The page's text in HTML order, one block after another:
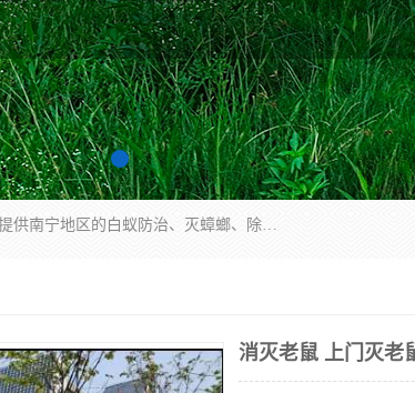
广西亿之豪有害生物防治服务有限公司是一家白蚁防治公司；提供南宁地区的白蚁防治、灭蟑螂、除四害、除白蚁、白蚁预防、消毒等服务，广西亿之豪有害生物防治服务有限公司专业灭蟑螂,灭鼠,除四害,服务上门,安全环保,售后保障,一次消杀，竭诚为您服务.
消灭老鼠 上门灭老